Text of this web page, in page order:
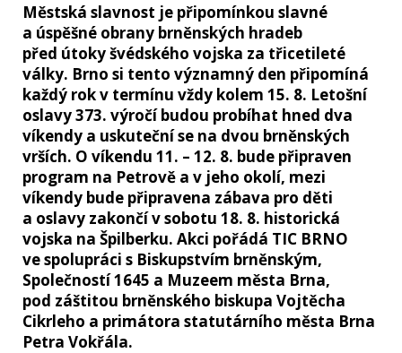
Městská slavnost je připomínkou slavné
a úspěšné obrany brněnských hradeb
před útoky švédského vojska za třicetileté
války. Brno si tento významný den připomíná
každý rok v termínu vždy kolem 15. 8. Letošní
oslavy 373. výročí budou probíhat hned dva
víkendy a uskuteční se na dvou brněnských
vrších. O víkendu 11. – 12. 8. bude připraven
program na Petrově a v jeho okolí, mezi
víkendy bude připravena zábava pro děti
a oslavy zakončí v sobotu 18. 8. historická
vojska na Špilberku. Akci pořádá TIC BRNO
ve spolupráci s Biskupstvím brněnským,
Společností 1645 a Muzeem města Brna,
pod záštitou brněnského biskupa Vojtěcha
Cikrleho a primátora statutárního města Brna
Petra Vokřála.